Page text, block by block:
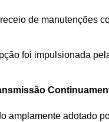
de manutenções
foi impulsionada
amplamente adotado